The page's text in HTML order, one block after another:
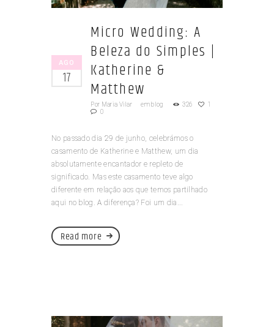
AGO
17
Micro Wedding: A
Beleza do Simples |
Katherine &
Matthew
Por Maria Vilar emblog 326
1
0
No passado dia 29 de junho, celebrámos o
casamento de Katherine e Matthew, um dia
absolutamente encantador e repleto de
significado. Mas este casamento teve algo
diferente em relação aos que temos partilhado
aqui no blog. A diferença? Foi um dia...
Read more